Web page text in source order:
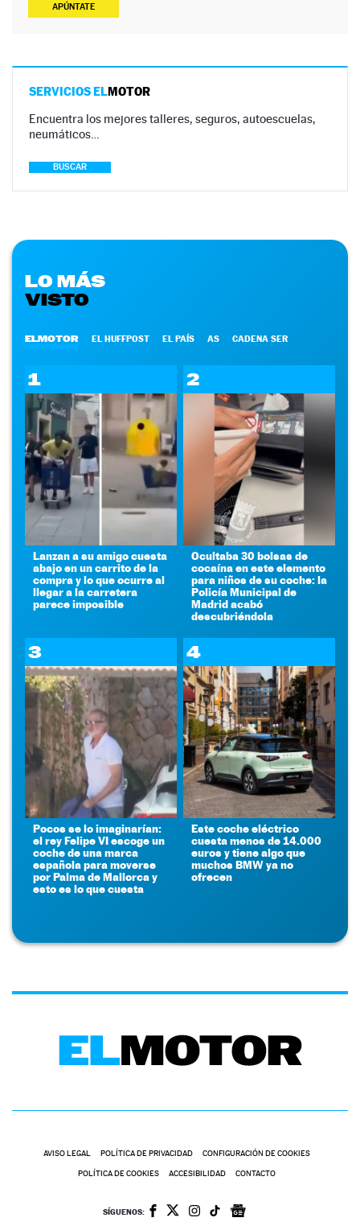
APÚNTATE
SERVICIOS ELMOTOR
Encuentra los mejores talleres, seguros, autoescuelas,
neumáticos…
BUSCAR
LO MÁS
VISTO
ELMOTOR EL HUFFPOST EL PAÍS AS CADENA SER
1
Lanzan a su amigo cuesta
abajo en un carrito de la
compra y lo que ocurre al
llegar a la carretera
parece imposible
2
Ocultaba 30 bolsas de
cocaína en este elemento
para niños de su coche: la
Policía Municipal de
Madrid acabó
descubriéndola
3
Pocos se lo imaginarían:
el rey Felipe VI escoge un
coche de una marca
española para moverse
por Palma de Mallorca y
esto es lo que cuesta
4
Este coche eléctrico
cuesta menos de 14.000
euros y tiene algo que
muchos BMW ya no
ofrecen
AVISO LEGAL POLÍTICA DE PRIVACIDAD CONFIGURACIÓN DE COOKIES
POLÍTICA DE COOKIES ACCESIBILIDAD CONTACTO
SÍGUENOS: